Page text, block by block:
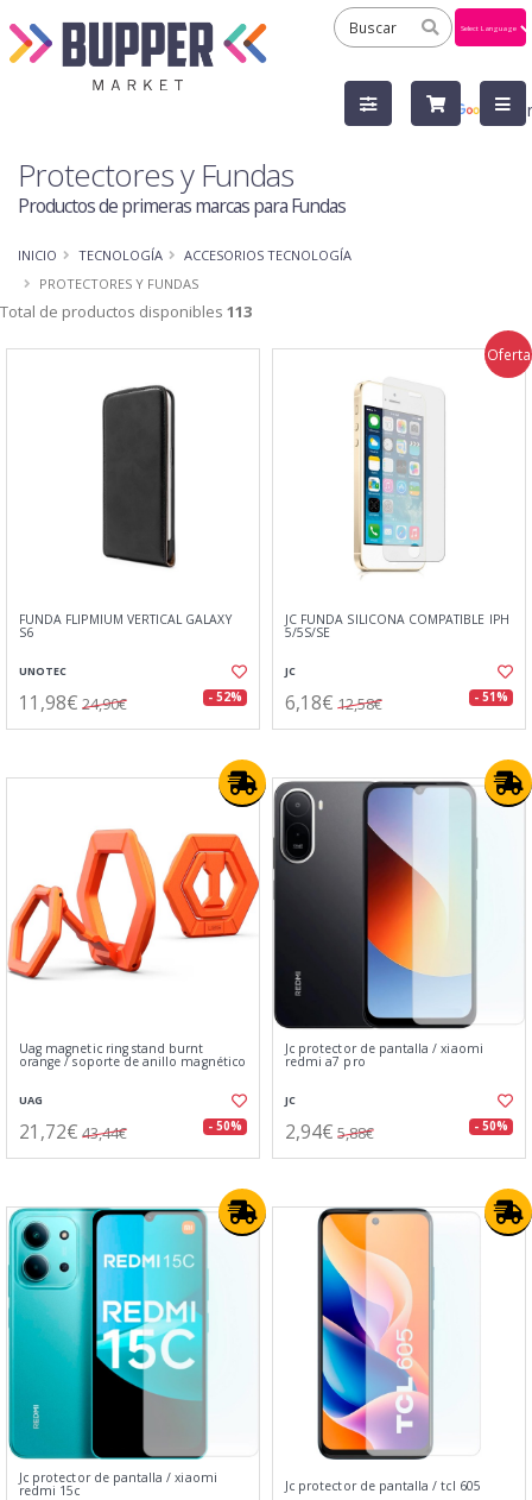
by
Protectores y Fundas
Productos de primeras marcas para Fundas
INICIO TECNOLOGÍA
ACCESORIOS TECNOLOGÍA
PROTECTORES Y FUNDAS
Total de productos disponibles 113
FUNDA FLIPMIUM VERTICAL GALAXY
S6
UNOTEC
11,98€ 24,90€ - 52%
Oferta
JC FUNDA SILICONA COMPATIBLE IPH
5/5S/SE
JC
6,18€ 12,58€ - 51%
Uag magnetic ring stand burnt
orange / soporte de anillo magnético
UAG
21,72€ 43,44€ - 50%
Jc protector de pantalla / xiaomi
redmi a7 pro
JC
2,94€ 5,88€ - 50%
Jc protector de pantalla / xiaomi
redmi 15c Jc protector de pantalla / tcl 605